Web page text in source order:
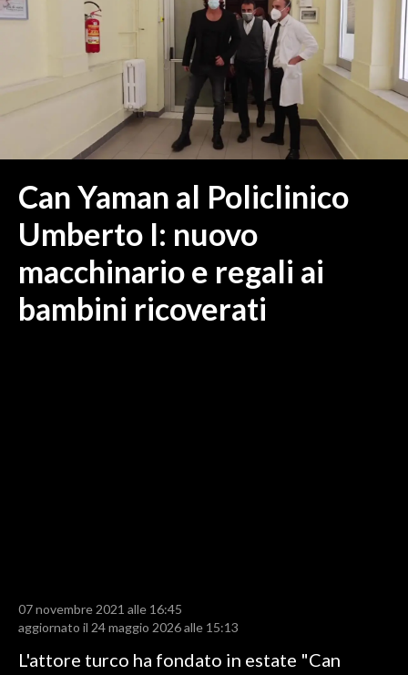
MEDIO CAMPIDANO
ORISTANO E PROVINCIA
SASSARI E PROVINCIA
GALLURA
NUORO E PROVINCIA
ITALIA
MONDO
POLITICA
CALCIO
CALCIO REGIONALE
BASKET
Can Yaman al Policlinico
Umberto I: nuovo
macchinario e regali ai
bambini ricoverati
07 novembre 2021 alle 16:45
aggiornato il 24 maggio 2026 alle 15:13
L'attore turco ha fondato in estate "Can